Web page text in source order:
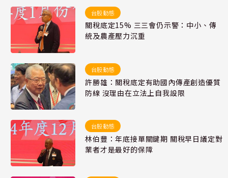
台股動態
關稅底定15% 三三會仍示警：中小、傳
統及農產壓力沉重
台股動態
許勝雄：關稅底定有助國內傳產創造優質
防線 沒理由在立法上自我設限
台股動態
林伯豐：年底接單關鍵期 關稅早日議定對
業者才是最好的保障